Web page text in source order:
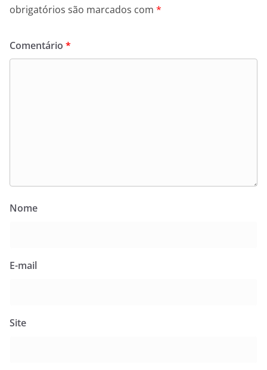
obrigatórios são marcados com *
Comentário *
Nome
E-mail
Site